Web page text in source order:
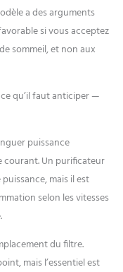
a des arguments
si vous acceptez
sommeil, et non aux
qu’il faut anticiper —
puissance
courant. Un purificateur
mais il est
selon les vitesses
du filtre.
mais l’essentiel est